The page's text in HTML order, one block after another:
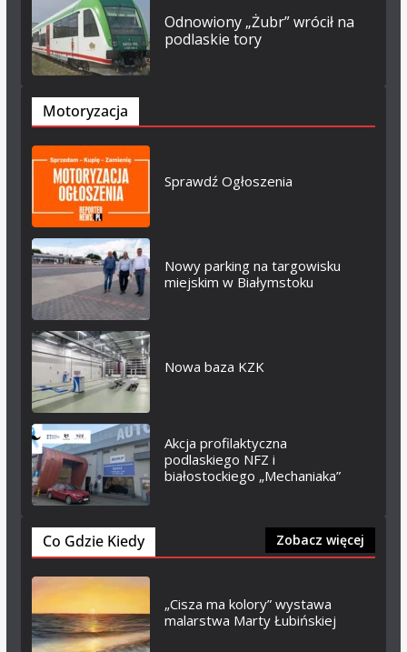
Odnowiony „Żubr” wrócił na
podlaskie tory
Motoryzacja
Sprawdź Ogłoszenia
Nowy parking na targowisku
miejskim w Białymstoku
Nowa baza KZK
Akcja profilaktyczna
podlaskiego NFZ i
białostockiego „Mechaniaka”
Co Gdzie Kiedy Zobacz więcej
„Cisza ma kolory” wystawa
malarstwa Marty Łubińskiej